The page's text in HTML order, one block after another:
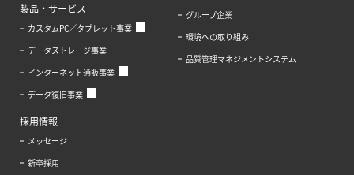
製品・サービス
カスタムPC／タブレット事業
データストレージ事業
インターネット通販事業
データ復旧事業
グループ企業
環境への取り組み
品質管理マネジメントシステム
採用情報
メッセージ
新卒採用